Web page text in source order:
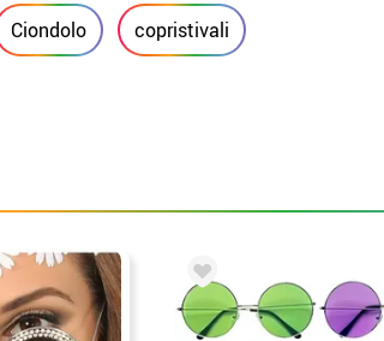
Ciondolo copristivali